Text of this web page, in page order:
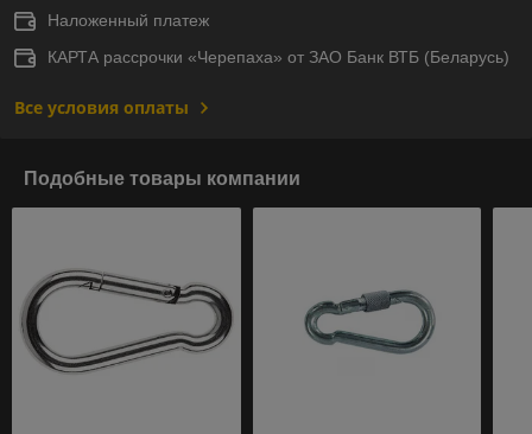
Наложенный платеж
КАРТА рассрочки «Черепаха» от ЗАО Банк ВТБ (Беларусь)
Все условия оплаты
Подобные товары компании